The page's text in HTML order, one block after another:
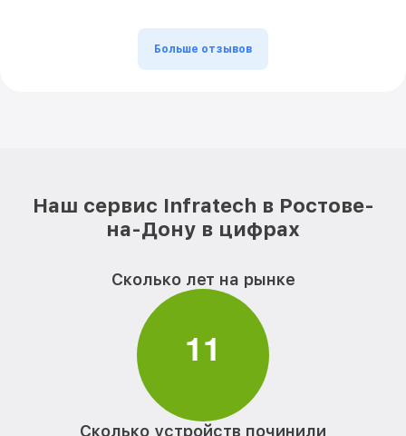
Больше отзывов
Наш сервис Infratech в Ростове-
на-Дону в цифрах
Сколько лет на рынке
11
Сколько устройств починили